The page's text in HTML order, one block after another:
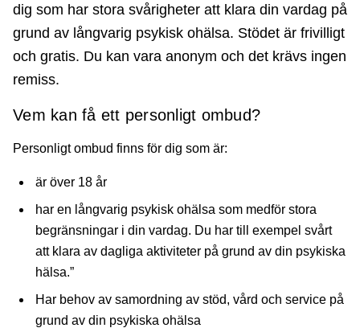
dig som har stora svårigheter att klara din vardag på
grund av långvarig psykisk ohälsa. Stödet är frivilligt
och gratis. Du kan vara anonym och det krävs ingen
remiss.
Vem kan få ett personligt ombud?
Personligt ombud finns för dig som är:
är över 18 år
har en långvarig psykisk ohälsa som medför stora
begränsningar i din vardag. Du har till exempel svårt
att klara av dagliga aktiviteter på grund av din psykiska
hälsa.”
Har behov av samordning av stöd, vård och service på
grund av din psykiska ohälsa